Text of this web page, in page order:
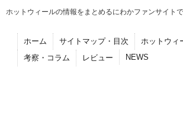
ホットウィールの情報をまとめるにわかファンサイトで
ホーム サイトマップ・目次
ホットウィ
考察・コラム
レビュー NEWS